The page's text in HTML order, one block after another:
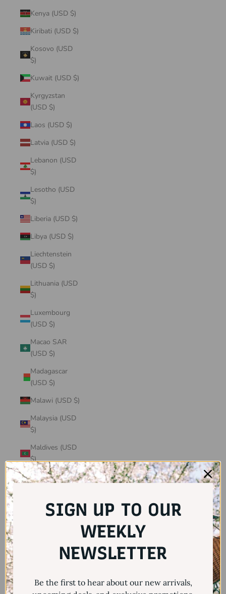
Kenya (USD $)
Kiribati (USD $)
Kosovo (USD
$)
Kuwait (USD $)
Kyrgyzstan
(USD $)
Laos (USD $)
Latvia (USD $)
Lebanon (USD
$)
Lesotho (USD
$)
Liberia (USD $)
Libya (USD $)
Liechtenstein
(USD $)
Lithuania (USD
$)
Luxembourg
(USD $)
Macao SAR
(USD $)
Madagascar
(USD $)
Malawi (USD $)
Malaysia (USD
$)
Maldives (USD
$)
Mali (USD $)
Martinique
$)
SIGN UP TO OUR
WEEKLY
NEWSLETTER
Be the first to hear about our new arrivals,